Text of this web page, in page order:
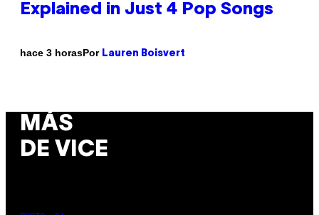
Explained in Just 4 Pop Songs
hace 3 horasPor Lauren Boisvert
MÁS
DE VICE